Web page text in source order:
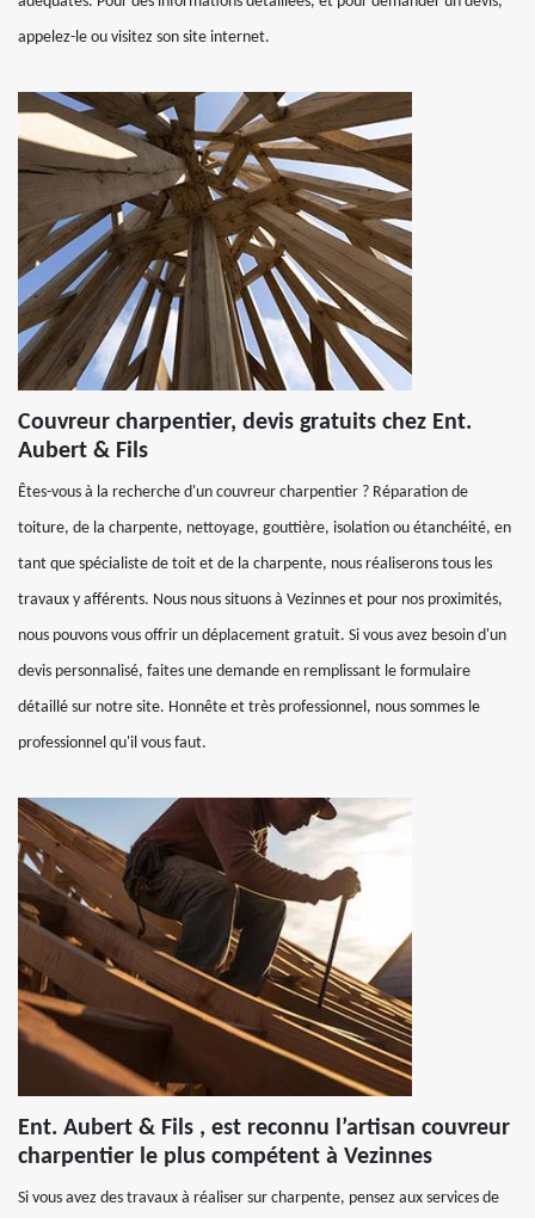
appelez-le ou visitez son site internet.
Couvreur charpentier, devis gratuits chez Ent.
Aubert & Fils
Êtes-vous à la recherche d'un couvreur charpentier ? Réparation de
toiture, de la charpente, nettoyage, gouttière, isolation ou étanchéité, en
tant que spécialiste de toit et de la charpente, nous réaliserons tous les
travaux y afférents. Nous nous situons à Vezinnes et pour nos proximités,
nous pouvons vous offrir un déplacement gratuit. Si vous avez besoin d'un
devis personnalisé, faites une demande en remplissant le formulaire
détaillé sur notre site. Honnête et très professionnel, nous sommes le
professionnel qu'il vous faut.
Ent. Aubert & Fils , est reconnu l’artisan couvreur
charpentier le plus compétent à Vezinnes
Si vous avez des travaux à réaliser sur charpente, pensez aux services de